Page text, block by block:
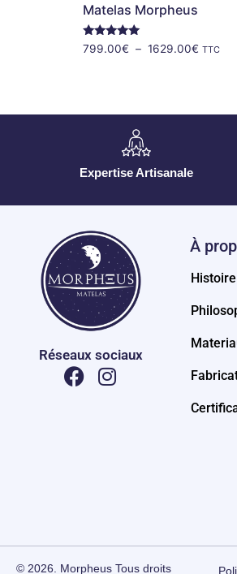
Matelas Morpheus
Note
4.86
799.00€ – 1629.00€ TTC
Expertise Artisanale
Réseaux sociaux
À
Histoire
© 2026. Morpheus Tous droits